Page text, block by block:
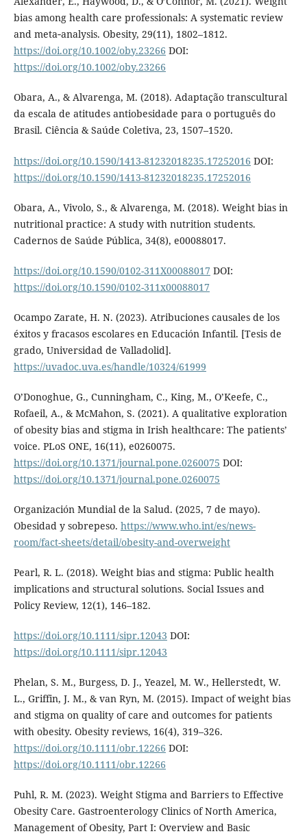
bias among health care professionals: A systematic review
and meta‐analysis. Obesity, 29(11), 1802–1812.
https://doi.org/10.1002/oby.23266 DOI:
https://doi.org/10.1002/oby.23266
Obara, A., & Alvarenga, M. (2018). Adaptação transcultural
da escala de atitudes antiobesidade para o português do
Brasil. Ciência & Saúde Coletiva, 23, 1507–1520.
https://doi.org/10.1590/1413-81232018235.17252016 DOI:
https://doi.org/10.1590/1413-81232018235.17252016
Obara, A., Vivolo, S., & Alvarenga, M. (2018). Weight bias in
nutritional practice: A study with nutrition students.
Cadernos de Saúde Pública, 34(8), e00088017.
https://doi.org/10.1590/0102-311X00088017 DOI:
https://doi.org/10.1590/0102-311x00088017
Ocampo Zarate, H. N. (2023). Atribuciones causales de los
éxitos y fracasos escolares en Educación Infantil. [Tesis de
grado, Universidad de Valladolid].
https://uvadoc.uva.es/handle/10324/61999
O’Donoghue, G., Cunningham, C., King, M., O’Keefe, C.,
Rofaeil, A., & McMahon, S. (2021). A qualitative exploration
of obesity bias and stigma in Irish healthcare: The patients’
voice. PLoS ONE, 16(11), e0260075.
https://doi.org/10.1371/journal.pone.0260075 DOI:
https://doi.org/10.1371/journal.pone.0260075
Organización Mundial de la Salud. (2025, 7 de mayo).
Obesidad y sobrepeso. https://www.who.int/es/news-
room/fact-sheets/detail/obesity-and-overweight
Pearl, R. L. (2018). Weight bias and stigma: Public health
implications and structural solutions. Social Issues and
Policy Review, 12(1), 146–182.
https://doi.org/10.1111/sipr.12043 DOI:
https://doi.org/10.1111/sipr.12043
Phelan, S. M., Burgess, D. J., Yeazel, M. W., Hellerstedt, W.
L., Griffin, J. M., & van Ryn, M. (2015). Impact of weight bias
and stigma on quality of care and outcomes for patients
with obesity. Obesity reviews, 16(4), 319–326.
https://doi.org/10.1111/obr.12266 DOI:
https://doi.org/10.1111/obr.12266
Puhl, R. M. (2023). Weight Stigma and Barriers to Effective
Obesity Care. Gastroenterology Clinics of North America,
Management of Obesity, Part I: Overview and Basic